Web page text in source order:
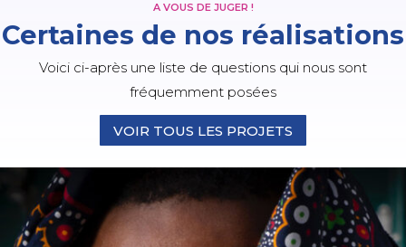
A VOUS DE JUGER !
Certaines de nos réalisations
Voici ci-après une liste de questions qui nous sont
fréquemment posées
VOIR TOUS LES PROJETS